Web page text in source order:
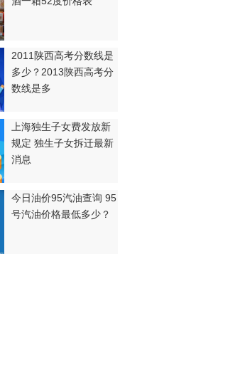
2011陕西高考分数线是
多少？2013陕西高考分
数线是多
上海独生子女费发放新
规定 独生子女拆迁最新
消息
今日油价95汽油查询 95
号汽油价格最低多少？